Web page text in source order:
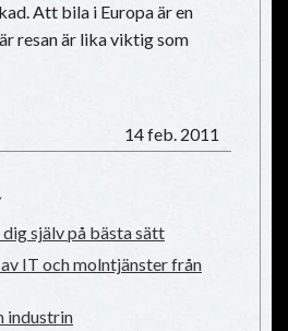
Att bila i Europa är en
resan är lika viktig som
14 feb. 2011
själv på bästa sätt
IT och molntjänster från
industrin